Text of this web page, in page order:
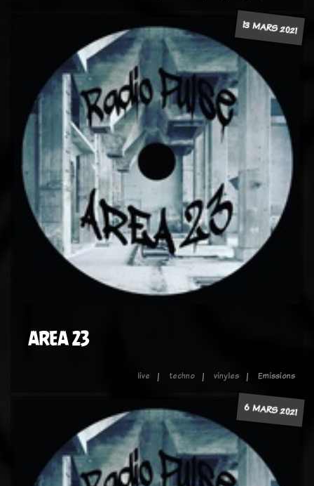
13 MARS 2021
AREA 23
live techno vinyles Emissions
6 MARS 2021